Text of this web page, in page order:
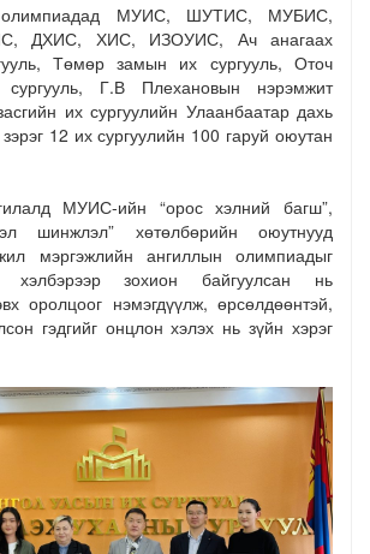
олимпиадад МУИС, ШУТИС, МУБИС,
ДХИС, ХИС, ИЗОУИС, Ач анагаах
Төмөр замын их сургууль, Оточ
Г.В Плехановын нэрэмжит
их сургуулийн Улаанбаатар дахь
12 их сургуулийн 100 гаруй оюутан
МУИС-ийн “орос хэлний багш”,
шинжлэл” хөтөлбөрийн оюутнууд
мэргэжлийн ангиллын олимпиадыг
хэлбэрээр зохион байгуулсан нь
оролцоог нэмэгдүүлж, өрсөлдөөнтэй,
гэдгийг онцлон хэлэх нь зүйн хэрэг